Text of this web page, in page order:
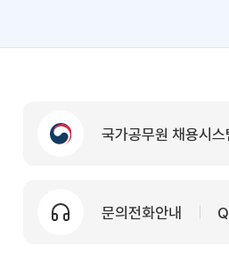
국가공무원 채용시스
문의전화안내